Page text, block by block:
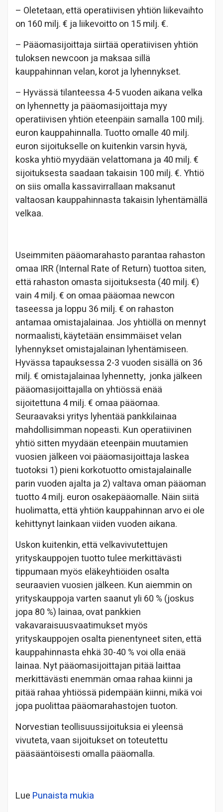
– Oletetaan, että operatiivisen yhtiön liikevaihto
on 160 milj. € ja liikevoitto on 15 milj. €.
– Pääomasijoittaja siirtää operatiivisen yhtiön
tuloksen newcoon ja maksaa sillä
kauppahinnan velan, korot ja lyhennykset.
– Hyvässä tilanteessa 4-5 vuoden aikana velka
on lyhennetty ja pääomasijoittaja myy
operatiivisen yhtiön eteenpäin samalla 100 milj.
euron kauppahinnalla. Tuotto omalle 40 milj.
euron sijoitukselle on kuitenkin varsin hyvä,
koska yhtiö myydään velattomana ja 40 milj. €
sijoituksesta saadaan takaisin 100 milj. €. Yhtiö
on siis omalla kassavirrallaan maksanut
valtaosan kauppahinnasta takaisin lyhentämällä
velkaa.
Useimmiten pääomarahasto parantaa rahaston
omaa IRR (Internal Rate of Return) tuottoa siten,
että rahaston omasta sijoituksesta (40 milj. €)
vain 4 milj. € on omaa pääomaa newcon
taseessa ja loppu 36 milj. € on rahaston
antamaa omistajalainaa. Jos yhtiöllä on mennyt
normaalisti, käytetään ensimmäiset velan
lyhennykset omistajalainan lyhentämiseen.
Hyvässa tapauksessa 2-3 vuoden sisällä on 36
milj. € omistajalainaa lyhennetty, jonka jälkeen
pääomasijoittajalla on yhtiössä enää
sijoitettuna 4 milj. € omaa pääomaa.
Seuraavaksi yritys lyhentää pankkilainaa
mahdollisimman nopeasti. Kun operatiivinen
yhtiö sitten myydään eteenpäin muutamien
vuosien jälkeen voi pääomasijoittaja laskea
tuotoksi 1) pieni korkotuotto omistajalainalle
parin vuoden ajalta ja 2) valtava oman pääoman
tuotto 4 milj. euron osakepääomalle. Näin siitä
huolimatta, että yhtiön kauppahinnan arvo ei ole
kehittynyt lainkaan viiden vuoden aikana.
Uskon kuitenkin, että velkavivutettujen
yrityskauppojen tuotto tulee merkittävästi
tippumaan myös eläkeyhtiöiden osalta
seuraavien vuosien jälkeen. Kun aiemmin on
yrityskauppoja varten saanut yli 60 % (joskus
jopa 80 %) lainaa, ovat pankkien
vakavaraisuusvaatimukset myös
yrityskauppojen osalta pienentyneet siten, että
kauppahinnasta ehkä 30-40 % voi olla enää
lainaa. Nyt pääomasijoittajan pitää laittaa
merkittävästi enemmän omaa rahaa kiinni ja
pitää rahaa yhtiössä pidempään kiinni, mikä voi
jopa puolittaa pääomarahastojen tuoton.
Norvestian teollisuussijoituksia ei yleensä
vivuteta, vaan sijoitukset on toteutettu
pääsääntöisesti omalla pääomalla.
Lue Punaista mukia